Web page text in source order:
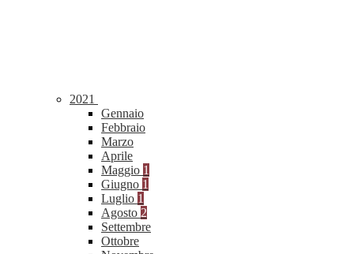
2021
Gennaio
Febbraio
Marzo
Aprile
Maggio 1
Giugno 1
Luglio 1
Agosto 2
Settembre
Ottobre